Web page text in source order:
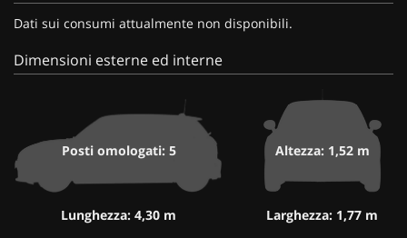
Dati sui consumi attualmente non disponibili.
Dimensioni esterne ed interne
Posti omologati: 5
Lunghezza: 4,30 m
Altezza: 1,52 m
Larghezza: 1,77 m